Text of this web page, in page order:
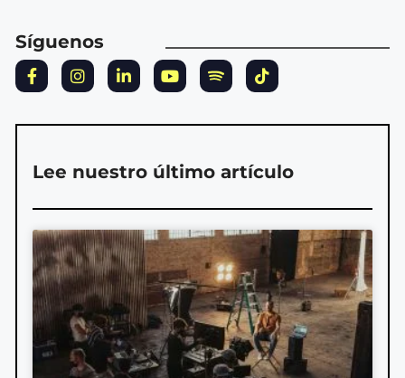
Síguenos
Lee nuestro último artículo